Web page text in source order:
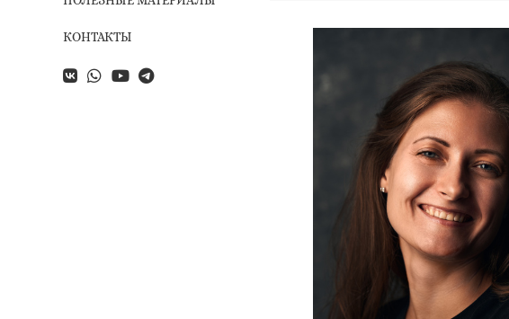
КОНТАКТЫ